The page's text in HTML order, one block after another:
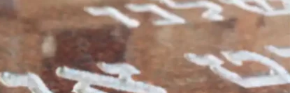
מה האופציות הכי נפוצות של
אז באמת כפי שכתבנו מוקדם יותר, יש
או קטעי שירה שחיברו על המנוח, לדוגמא: